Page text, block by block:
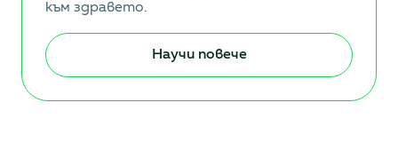
към здравето.
Научи повече